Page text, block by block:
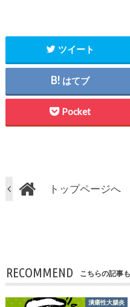
ツイート
はてブ
Pocket
トップページへ
RECOMMEND こちらの記事
潰瘍性大腸炎